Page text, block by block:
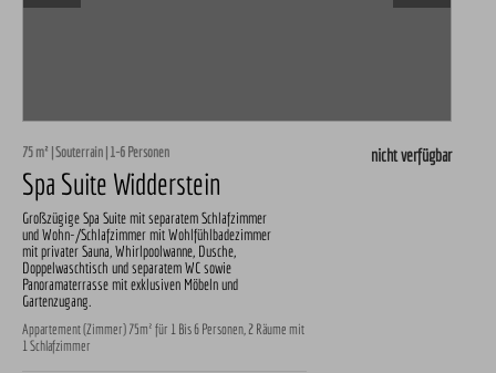
75 m² | Souterrain | 1-6 Personen
Spa Suite Widderstein
Großzügige Spa Suite mit separatem Schlafzimmer
und Wohn-/Schlafzimmer mit Wohlfühlbadezimmer
mit privater Sauna, Whirlpoolwanne, Dusche,
Doppelwaschtisch und separatem WC sowie
Panoramaterrasse mit exklusiven Möbeln und
Gartenzugang.
Appartement (Zimmer) 75m² für 1 Bis 6 Personen, 2 Räume mit
1 Schlafzimmer
nicht verfügbar